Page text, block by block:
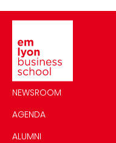
NEWSROOM
AGENDA
ALUMNI